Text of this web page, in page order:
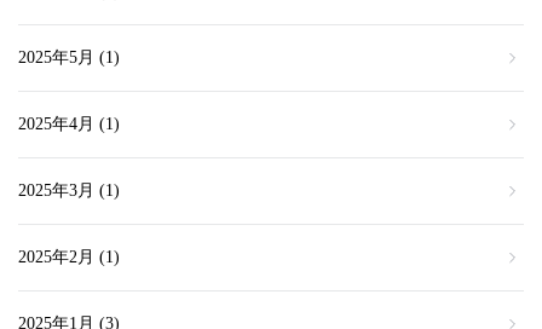
2025年5月 (1)
2025年4月 (1)
2025年3月 (1)
2025年2月 (1)
2025年1月 (3)